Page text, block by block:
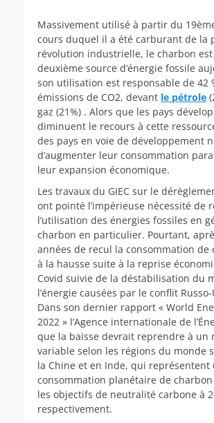
Massivement utilisé à partir du
cours duquel il a été carburant de la
révolution industrielle, le charbon est
deuxième source d’énergie fossile
son utilisation est responsable de 42
émissions de CO2, devant le pétrole
gaz (21%) . Alors que les pays
diminuent le recours à cette
des pays en voie de développement
d’augmenter leur consommation
leur expansion économique.
Les travaux du GIEC sur le
ont pointé l’impérieuse nécessité de
l’utilisation des énergies fossiles en
charbon en particulier. Pourtant,
années de recul la consommation de
à la hausse suite à la reprise
Covid suivie de la déstabilisation du
l’énergie causées par le conflit
Dans son dernier rapport « World
2022 » l’Agence internationale de
que la baisse devrait reprendre à un
variable selon les régions du monde
la Chine et en Inde, qui représentent
consommation planétaire de
les objectifs de neutralité carbone à
respectivement.